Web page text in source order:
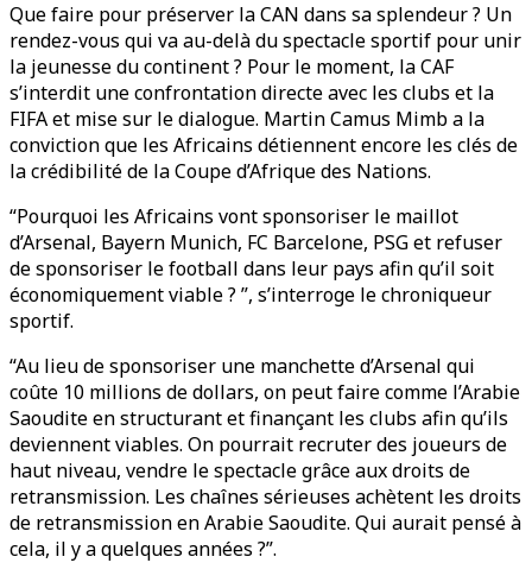
Que faire pour préserver la CAN dans sa splendeur ? Un
rendez-vous qui va au-delà du spectacle sportif pour unir
la jeunesse du continent ? Pour le moment, la CAF
s’interdit une confrontation directe avec les clubs et la
FIFA et mise sur le dialogue. Martin Camus Mimb a la
conviction que les Africains détiennent encore les clés de
la crédibilité de la Coupe d’Afrique des Nations.
“Pourquoi les Africains vont sponsoriser le maillot
d’Arsenal, Bayern Munich, FC Barcelone, PSG et refuser
de sponsoriser le football dans leur pays afin qu’il soit
économiquement viable ? ”, s’interroge le chroniqueur
sportif.
“Au lieu de sponsoriser une manchette d’Arsenal qui
coûte 10 millions de dollars, on peut faire comme l’Arabie
Saoudite en structurant et finançant les clubs afin qu’ils
deviennent viables. On pourrait recruter des joueurs de
haut niveau, vendre le spectacle grâce aux droits de
retransmission. Les chaînes sérieuses achètent les droits
de retransmission en Arabie Saoudite. Qui aurait pensé à
cela, il y a quelques années ?”.